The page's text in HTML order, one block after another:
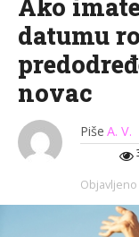
datumu
novac
Piše A. V.
Objavljeno